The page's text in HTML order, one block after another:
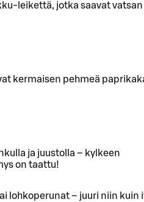
leikettä, jotka saavat
kermaisen pehmeä
ja juustolla – kylkeen
on taattu!
lohkoperunat – juuri niin kuin